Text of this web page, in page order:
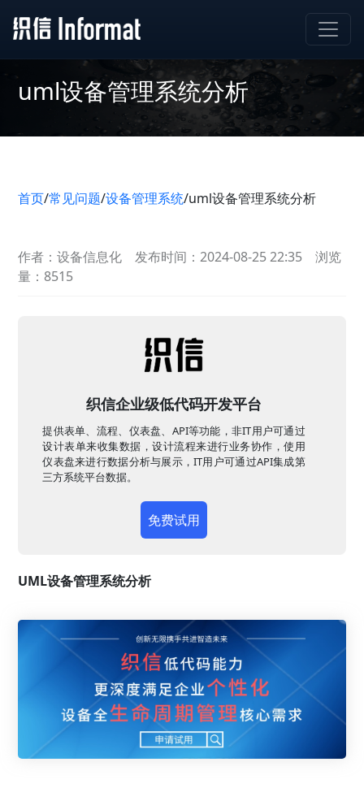
uml设备管理系统分析
首页/常见问题/设备管理系统/uml设备管理系统分析
作者：设备信息化 发布时间：2024-08-25 22:35
浏览
量：8515
织信企业级低代码开发平台
提供表单、流程、仪表盘、API等功能，非IT用户可通过
设计表单来收集数据，设计流程来进行业务协作，使用
仪表盘来进行数据分析与展示，IT用户可通过API集成第
三方系统平台数据。
免费试用
UML设备管理系统分析